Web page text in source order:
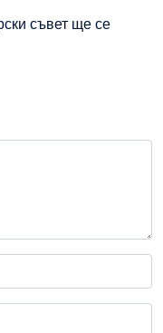
съвет ще се